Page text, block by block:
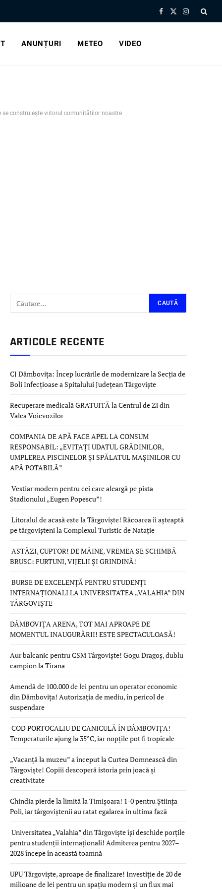
Facebook
X
Instagram
ANUNȚURI METEO VIDEO
se construiește viitorul comunităților noastre
ARTICOLE RECENTE
CJ Dâmbovița: Încep lucrările de modernizare la Secția de
Boli Infecțioase a Spitalului Județean Târgoviște
Recuperare medicală GRATUITĂ la Centrul de Zi din
Valea Voievozilor
COMPANIA DE APĂ FACE APEL LA CONSUM
RESPONSABIL: „EVITAȚI UDATUL GRĂDINILOR,
UMPLEREA PISCINELOR ȘI SPĂLATUL MAȘINILOR CU
APĂ POTABILĂ”
Vestiar modern pentru cei care aleargă pe pista
Stadionului „Eugen Popescu”!
Litoralul de acasă este la Târgoviște! Răcoarea îi așteaptă
pe târgovișteni la Complexul Turistic de Natație
ASTĂZI, CUPTOR! DE MÂINE, VREMEA SE SCHIMBĂ
BRUSC: FURTUNI, VIJELII ȘI GRINDINĂ!
BURSE DE EXCELENȚĂ PENTRU STUDENȚI
INTERNAȚIONALI LA UNIVERSITATEA „VALAHIA” DIN
TÂRGOVIȘTE
DÂMBOVIȚA ARENA, TOT MAI APROAPE DE
MOMENTUL INAUGURĂRII! ESTE SPECTACULOASĂ!
Aur balcanic pentru CSM Târgoviște! Gogu Dragoș, dublu
campion la Tirana
Amendă de 100.000 de lei pentru un operator economic
din Dâmbovița! Autorizația de mediu, în pericol de
suspendare
COD PORTOCALIU DE CANICULĂ ÎN DÂMBOVIȚA!
Temperaturile ajung la 35°C, iar nopțile pot fi tropicale
„Vacanță la muzeu” a început la Curtea Domnească din
Târgoviște! Copiii descoperă istoria prin joacă și
creativitate
Chindia pierde la limită la Timișoara! 1-0 pentru Știința
Poli, iar târgoviștenii au ratat egalarea în ultima fază
Universitatea „Valahia” din Târgoviște își deschide porțile
pentru studenții internaționali! Admiterea pentru 2027–
2028 începe în această toamnă
UPU Târgoviște, aproape de finalizare! Investiție de 20 de
milioane de lei pentru un spațiu modern și un flux mai